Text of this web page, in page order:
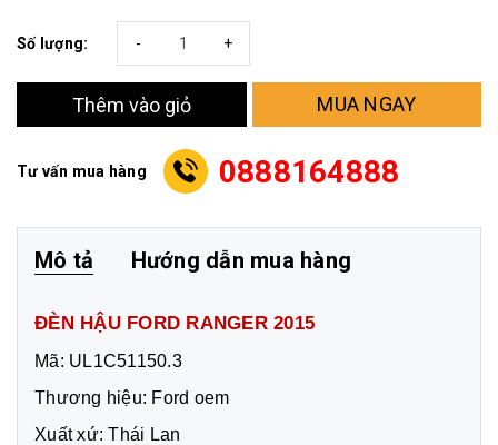
Số lượng: +
-
Thêm vào giỏ MUA NGAY
Tư vấn mua hàng 0888164888
Mô tả Hướng dẫn mua hàng
ĐÈN HẬU FORD RANGER 2015
Mã: UL1C51150.3
Thương hiệu: Ford oem
Xuất xứ: Thái Lan